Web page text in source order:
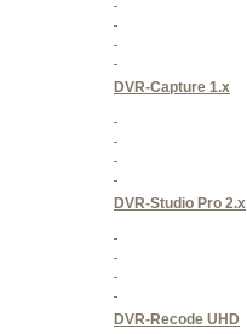
DVR-Capture 1.x
DVR-Studio Pro 2.x
DVR-Recode UHD